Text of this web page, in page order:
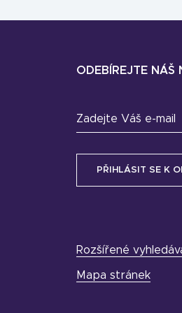
ODEBÍREJTE NÁŠ
Zadejte Váš e-mail
Rozšířené
Mapa stránek